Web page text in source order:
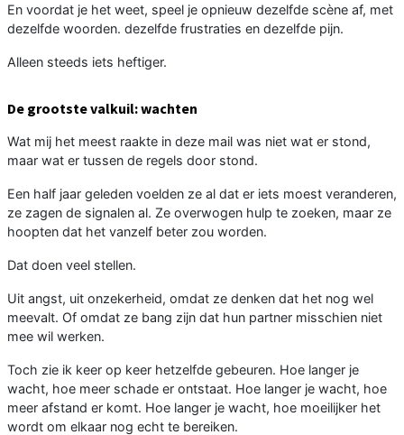
En voordat je het weet, speel je opnieuw dezelfde scène af, met
dezelfde woorden. dezelfde frustraties en dezelfde pijn.
Alleen steeds iets heftiger.
De grootste valkuil: wachten
Wat mij het meest raakte in deze mail was niet wat er stond,
maar wat er tussen de regels door stond.
Een half jaar geleden voelden ze al dat er iets moest veranderen,
ze zagen de signalen al. Ze overwogen hulp te zoeken, maar ze
hoopten dat het vanzelf beter zou worden.
Dat doen veel stellen.
Uit angst, uit onzekerheid, omdat ze denken dat het nog wel
meevalt. Of omdat ze bang zijn dat hun partner misschien niet
mee wil werken.
Toch zie ik keer op keer hetzelfde gebeuren. Hoe langer je
wacht, hoe meer schade er ontstaat. Hoe langer je wacht, hoe
meer afstand er komt. Hoe langer je wacht, hoe moeilijker het
wordt om elkaar nog echt te bereiken.